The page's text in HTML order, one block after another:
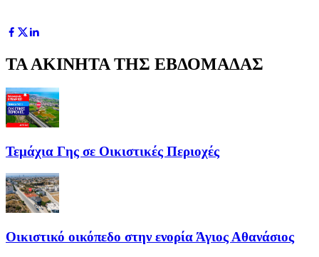
ΤΑ ΑΚΙΝΗΤΑ ΤΗΣ ΕΒΔΟΜΑΔΑΣ
Τεμάχια Γης σε Οικιστικές Περιοχές
Οικιστικό οικόπεδο στην ενορία Άγιος Αθανάσιος